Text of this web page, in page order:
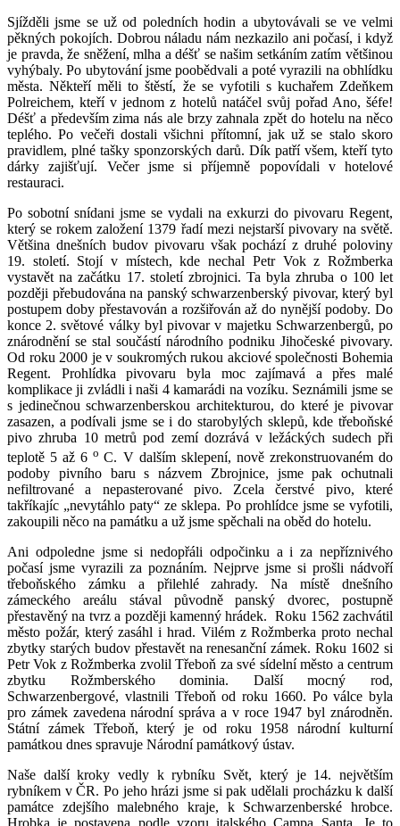
Sjížděli jsme se už od poledních hodin a ubytovávali se ve velmi
pěkných pokojích. Dobrou náladu nám nezkazilo ani počasí, i když
je pravda, že sněžení, mlha a déšť se našim setkáním zatím většinou
vyhýbaly. Po ubytování jsme poobědvali a poté vyrazili na obhlídku
města. Někteří měli to štěstí, že se vyfotili s kuchařem Zdeňkem
Polreichem, kteří v jednom z hotelů natáčel svůj pořad Ano, šéfe!
Déšť a především zima nás ale brzy zahnala zpět do hotelu na něco
teplého. Po večeři dostali všichni přítomní, jak už se stalo skoro
pravidlem, plné tašky sponzorských darů. Dík patří všem, kteří tyto
dárky zajišťují. Večer jsme si příjemně popovídali v hotelové
restauraci.
Po sobotní snídani jsme se vydali na exkurzi do pivovaru Regent,
který se rokem založení 1379 řadí mezi nejstarší pivovary na světě.
Většina dnešních budov pivovaru však pochází z druhé poloviny
19. století. Stojí v místech, kde nechal Petr Vok z Rožmberka
vystavět na začátku 17. století zbrojnici. Ta byla zhruba o 100 let
později přebudována na panský schwarzenberský pivovar, který byl
postupem doby přestavován a rozšiřován až do nynější podoby. Do
konce 2. světové války byl pivovar v majetku Schwarzenbergů, po
znárodnění se stal součástí národního podniku Jihočeské pivovary.
Od roku 2000 je v soukromých rukou akciové společnosti Bohemia
Regent. Prohlídka pivovaru byla moc zajímavá a přes malé
komplikace ji zvládli i naši 4 kamarádi na vozíku. Seznámili jsme se
s jedinečnou schwarzenberskou architekturou, do které je pivovar
zasazen, a podívali jsme se i do starobylých sklepů, kde třeboňské
pivo zhruba 10 metrů pod zemí dozrává v ležáckých sudech při
teplotě 5 až 6o C. V dalším sklepení, nově zrekonstruovaném do
podoby pivního baru s názvem Zbrojnice, jsme pak ochutnali
nefiltrované a nepasterované pivo. Zcela čerstvé pivo, které
takříkajíc „nevytáhlo paty“ ze sklepa. Po prohlídce jsme se vyfotili,
zakoupili něco na památku a už jsme spěchali na oběd do hotelu.
Ani odpoledne jsme si nedopřáli odpočinku a i za nepříznivého
počasí jsme vyrazili za poznáním. Nejprve jsme si prošli nádvoří
třeboňského zámku a přilehlé zahrady. Na místě dnešního
zámeckého areálu stával původně panský dvorec, postupně
přestavěný na tvrz a později kamenný hrádek. Roku 1562 zachvátil
město požár, který zasáhl i hrad. Vilém z Rožmberka proto nechal
zbytky starých budov přestavět na renesanční zámek. Roku 1602 si
Petr Vok z Rožmberka zvolil Třeboň za své sídelní město a centrum
zbytku Rožmberského dominia. Další mocný rod,
Schwarzenbergové, vlastnili Třeboň od roku 1660. Po válce byla
pro zámek zavedena národní správa a v roce 1947 byl znárodněn.
Státní zámek Třeboň, který je od roku 1958 národní kulturní
památkou dnes spravuje Národní památkový ústav.
Naše další kroky vedly k rybníku Svět, který je 14. největším
rybníkem v ČR. Po jeho hrázi jsme si pak udělali procházku k další
památce zdejšího malebného kraje, k Schwarzenberské hrobce.